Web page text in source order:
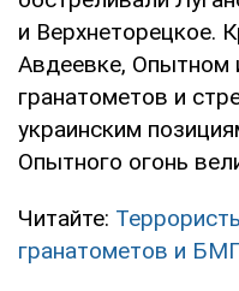
и Верхнеторецкое.
Авдеевке, Опытном
гранатометов и
украинским
Опытного огонь
Читайте:
гранатометов и